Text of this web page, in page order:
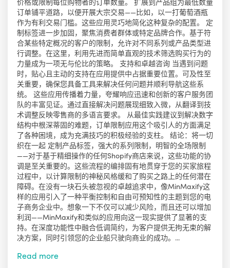
订单铺平道路，以便开展大宗交易——比如，以一打葡萄酒瓶
作为有利交易门槛。这些应用灵巧地简化这种复杂的配置。 定
制标签进一步加固，聚焦消费者群体或特定品牌合作。基于符
合某些特定概况的客户的限制，允许对不同系列或产品类型进
行调整。在这里，利用先进而简单直观的技术筛选购买行为的
力量成为一项无与伦比的策略。 支持和卓越咨询 当遇到问题
时，贴心且主动的支持在应用提供中占据重要位置。可及性至
关重要，确保您具备工具来解决任何问题并顺利导航这些系
统。 这些应用传播着力量，夸耀响应迅速和创新的客户服务团
队的丰富见证。通过直接解决问题展现细致入微，从翻译到技
术调整反映零售商的多语言要求。 从最佳实践建议到解决数字
结构中根深蒂固的难题，订单限制应用这个吸引人的方面满足
了各种困境，成为充满技巧的积极经验的支柱。 结论：将一切
织在一起 定制产品标签，强大的系列限制，明智的全场限制
——对于基于精细操作的任何Shopify商店来说，这些功能的协
调是至关重要的。这些流程的编排固有地贯穿于您的买家旅程
过程中，以计算限制的神秘风格缓和了购买之路上的任何潜在
障碍。在没有一块石头被忽视的卓越追求中，像MinMaxify这
样的应用引入了一种平衡控制和自由可预知性的主题到您的电
子商务企业中。想象一下不仅可以减少风险，而且还可以增加
利润——MinMaxify和类似的应用向这一现实提供了显著的支
持。在深度功能性中融合低调简约，为客户提供无拘无束的解
决方案，同时引领您的企业船只驶向商业的成功。...
Read more